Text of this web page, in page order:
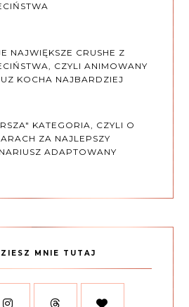
NAJWIĘKSZE CRUSHE Z
CZYLI ANIMOWANY
KOCHA NAJBARDZIEJ
KATEGORIA, CZYLI O
ZA NAJLEPSZY
ADAPTOWANY
MNIE TUTAJ